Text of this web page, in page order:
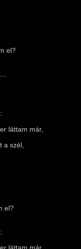
el?
láttam már,
a szél,
el?
láttam már,